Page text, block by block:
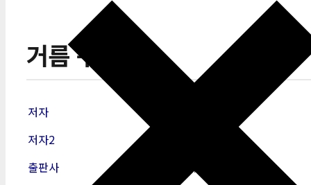
거름 구덩이
저자
저자2
출판사